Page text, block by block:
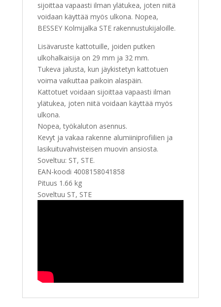
sijoittaa vapaasti ilman ylätukea, joten niitä
voidaan käyttää myös ulkona. Nopea,
BESSEY Kolmijalka STE rakennustukijaloille.
Lisävaruste kattotuille, joiden putken
ulkohalkaisija on 29 mm ja 32 mm.
Tukeva jalusta, kun jäykistetyn kattotuen
voima vaikuttaa paikoin alaspäin.
Kattotuet voidaan sijoittaa vapaasti ilman
ylätukea, joten niitä voidaan käyttää myös
ulkona.
Nopea, työkaluton asennus.
Kevyt ja vakaa rakenne alumiiniprofiilien ja
lasikuituvahvisteisen muovin ansiosta.
Soveltuu: ST, STE.
EAN-koodi 4008158041858
Pituus 1.66 kg
Soveltuu ST, STE